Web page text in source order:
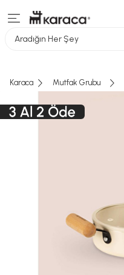
Aradığın Her Şey
Karaca Mutfak Grubu